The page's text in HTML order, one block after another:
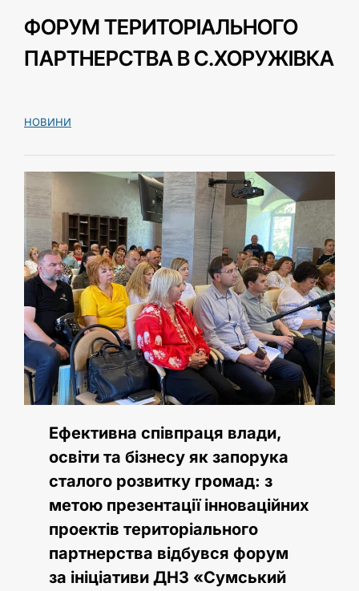
ФОРУМ ТЕРИТОРІАЛЬНОГО
ПАРТНЕРСТВА В С.ХОРУЖІВКА
НОВИНИ
Ефективна співпраця влади,
освіти та бізнесу як запорука
сталого розвитку громад: з
метою презентації інноваційних
проектів територіального
партнерства відбувся форум
за ініціативи ДНЗ «Сумський